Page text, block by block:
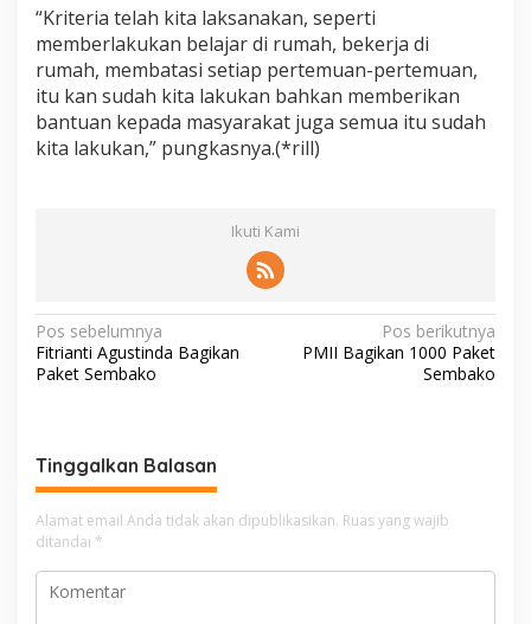
“Kriteria telah kita laksanakan, seperti
memberlakukan belajar di rumah, bekerja di
rumah, membatasi setiap pertemuan-pertemuan,
itu kan sudah kita lakukan bahkan memberikan
bantuan kepada masyarakat juga semua itu sudah
kita lakukan,” pungkasnya.(*rill)
Ikuti Kami
N
a
g
a
s
i
p
Pos sebelumnya
Fitrianti Agustinda Bagikan
Paket Sembako
Pos berikutnya
PMII Bagikan 1000 Paket
Sembako
Tinggalkan Balasan
Alamat email Anda tidak akan dipublikasikan. Ruas yang wajib
ditandai *